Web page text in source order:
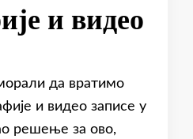
и видео
да вратимо
и видео записе у
решење за ово,